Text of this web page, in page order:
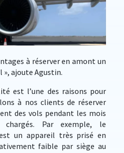
à réserver en amont un
ajoute Agustin.
est l’une des raisons pour
à nos clients de réserver
des vols pendant les mois
Par exemple, le
un appareil très prisé en
faible par siège au